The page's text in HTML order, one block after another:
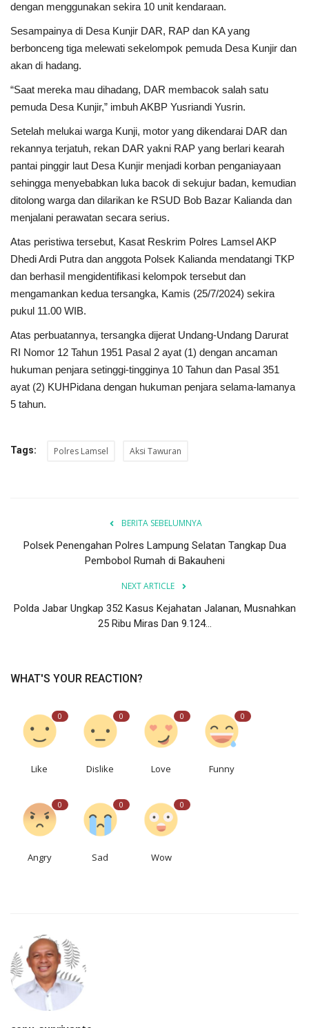
dengan menggunakan sekira 10 unit kendaraan.
Sesampainya di Desa Kunjir DAR, RAP dan KA yang
berbonceng tiga melewati sekelompok pemuda Desa Kunjir dan
akan di hadang.
“Saat mereka mau dihadang, DAR membacok salah satu
pemuda Desa Kunjir,” imbuh AKBP Yusriandi Yusrin.
Setelah melukai warga Kunji, motor yang dikendarai DAR dan
rekannya terjatuh, rekan DAR yakni RAP yang berlari kearah
pantai pinggir laut Desa Kunjir menjadi korban penganiayaan
sehingga menyebabkan luka bacok di sekujur badan, kemudian
ditolong warga dan dilarikan ke RSUD Bob Bazar Kalianda dan
menjalani perawatan secara serius.
Atas peristiwa tersebut, Kasat Reskrim Polres Lamsel AKP
Dhedi Ardi Putra dan anggota Polsek Kalianda mendatangi TKP
dan berhasil mengidentifikasi kelompok tersebut dan
mengamankan kedua tersangka, Kamis (25/7/2024) sekira
pukul 11.00 WIB.
Atas perbuatannya, tersangka dijerat Undang-Undang Darurat
RI Nomor 12 Tahun 1951 Pasal 2 ayat (1) dengan ancaman
hukuman penjara setinggi-tingginya 10 Tahun dan Pasal 351
ayat (2) KUHPidana dengan hukuman penjara selama-lamanya
5 tahun.
Tags: Polres Lamsel Aksi Tawuran
BERITA SEBELUMNYA
Polsek Penengahan Polres Lampung Selatan Tangkap Dua
Pembobol Rumah di Bakauheni
NEXT ARTICLE
Polda Jabar Ungkap 352 Kasus Kejahatan Jalanan, Musnahkan
25 Ribu Miras Dan 9.124...
WHAT'S YOUR REACTION?
0
Like
0
Dislike
0
Love
0
Funny
0
Angry
0
Sad
0
Wow